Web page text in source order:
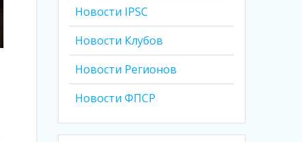
Новости IPSC
Новости Клубов
Новости Регионов
Новости ФПСР